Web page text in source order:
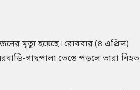
মৃত্যু হয়েছে। রোববার (৪ এপ্রিল)
গাছপালা ভেঙে পড়লে তারা নিহত